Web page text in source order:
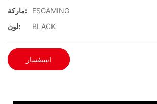
ماركة:
ESGAMING
لون:
BLACK
استفسار